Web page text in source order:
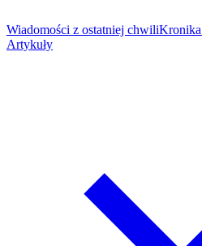
Wiadomości z ostatniej chwili
Artykuły